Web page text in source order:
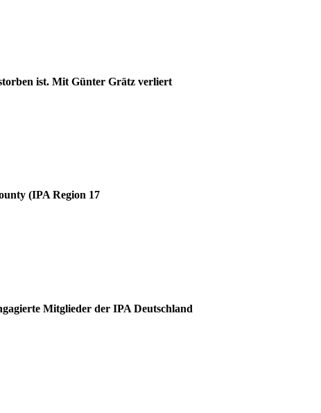
ist. Mit Günter Grätz verliert
(IPA Region 17
Mitglieder der IPA Deutschland